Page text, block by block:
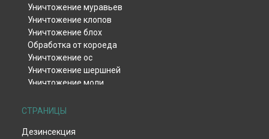
Уничтожение муравьев
Уничтожение клопов
Уничтожение блох
Обработка от короеда
Уничтожение ос
Уничтожение шершней
Уничтожение моли
Уничтожение клещей
Уничтожение мокриц
СТРАНИЦЫ
Дезинсекция